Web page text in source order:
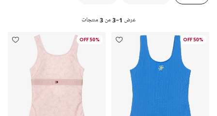
عرض 1-3 من 3 منتجات
50% OFF
50% OFF